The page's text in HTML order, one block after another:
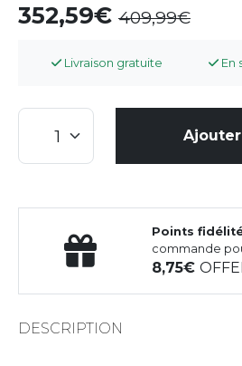
352,59 409,99
Livraison gratuite En
Points
commande
8,75
DESCRIPTION